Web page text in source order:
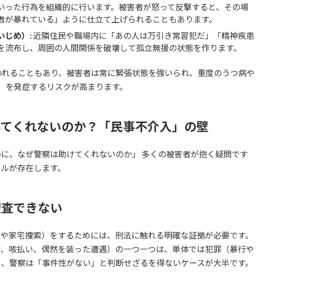
った行為を組織的に行います。被害者が怒って反撃すると、その場
暴れている」ように仕立て上げられることもあります。
じめ）:近隣住民や職場内に「あの人は万引き常習犯だ」「精神疾患
布し、周囲の人間関係を破壊して孤立無援の状態を作ります。
ることもあり、被害者は常に緊張状態を強いられ、重度のうつ病や
発症するリスクが高まります。
くれないのか？「民事不介入」の壁
、なぜ警察は助けてくれないのか」 多くの被害者が抱く疑問です
が存在します。
できない
家宅捜索）をするためには、刑法に触れる明確な証拠が必要です。
咳払い、偶然を装った遭遇）の一つ一つは、単体では犯罪（暴行や
警察は「事件性がない」と判断せざるを得ないケースが大半です。